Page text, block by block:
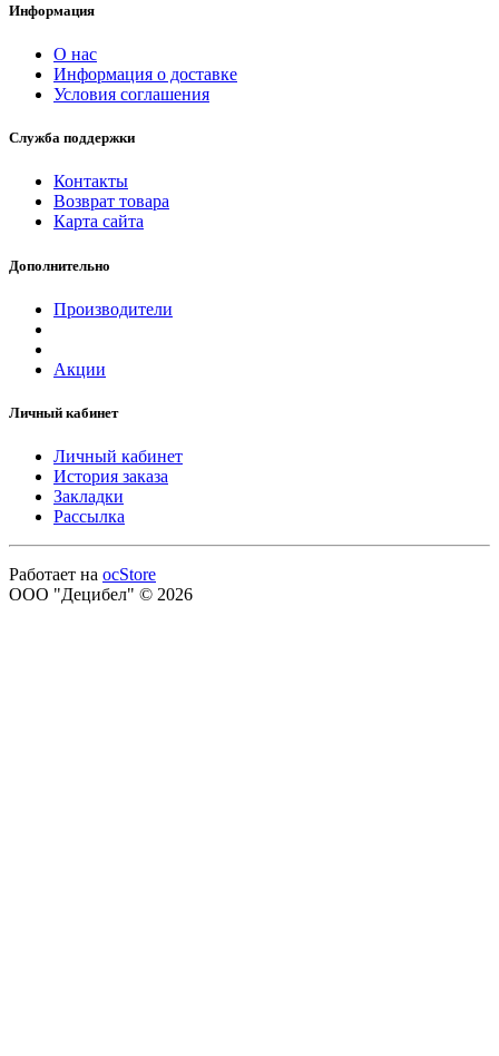
Информация
О нас
Информация о доставке
Условия соглашения
Служба поддержки
Контакты
Возврат товара
Карта сайта
Дополнительно
Производители
Акции
Личный кабинет
Личный кабинет
История заказа
Закладки
Рассылка
Работает на ocStore
ООО "Децибел" © 2026